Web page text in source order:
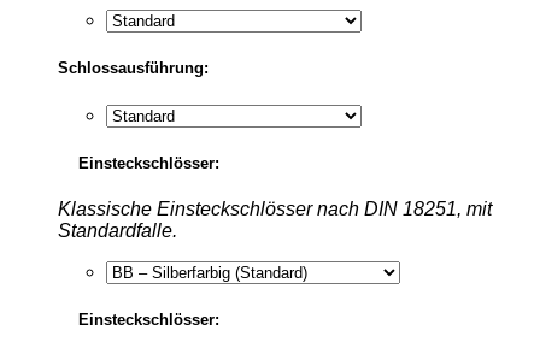
Schlossausführung:
Einsteckschlösser:
Klassische Einsteckschlösser nach DIN 18251, mit
Standardfalle.
Einsteckschlösser: